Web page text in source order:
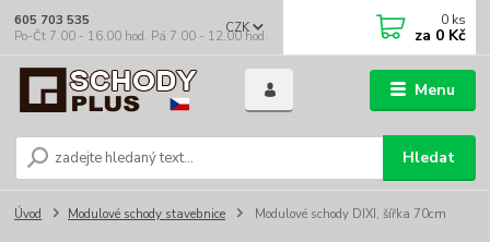
Menu
CZK
Hledat
605 703 535
Po-Čt 7.00 - 16.00 hod. Pá 7.00 - 12.00 hod.
0 ks
za 0 Kč
Úvod Modulové schody stavebnice Modulové schody DIXI, šířka 70cm